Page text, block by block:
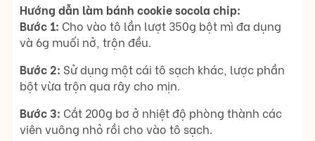
Hướng dẫn làm bánh cookie socola chip:
Bước 1: Cho vào tô lần lượt 350g bột mì đa dụng
và 6g muối nở, trộn đều.
Bước 2: Sử dụng một cái tô sạch khác, lược phần
bột vừa trộn qua rây cho mịn.
Bước 3: Cắt 200g bơ ở nhiệt độ phòng thành các
viên vuông nhỏ rồi cho vào tô sạch.